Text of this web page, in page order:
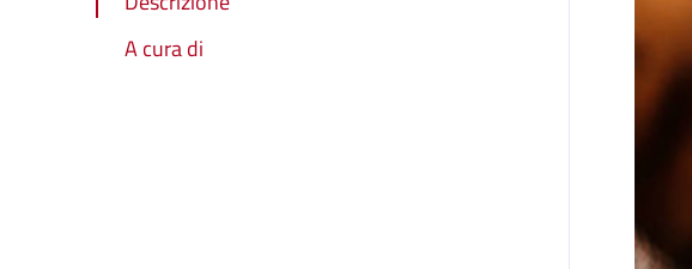
A cura di